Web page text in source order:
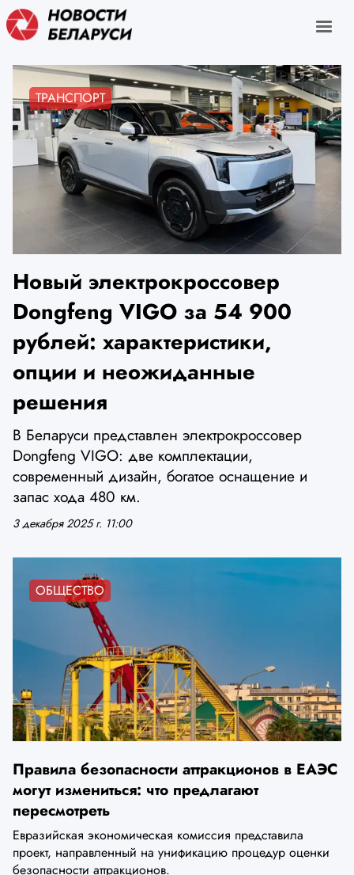
ТРАНСПОРТ
Новый электрокроссовер
Dongfeng VIGO за 54 900
рублей: характеристики,
опции и неожиданные
решения
В Беларуси представлен электрокроссовер
Dongfeng VIGO: две комплектации,
современный дизайн, богатое оснащение и
запас хода 480 км.
3 декабря 2025 г. 11:00
ОБЩЕСТВО
Правила безопасности аттракционов в ЕАЭС
могут измениться: что предлагают
пересмотреть
Евразийская экономическая комиссия представила
проект, направленный на унификацию процедур оценки
безопасности аттракционов.